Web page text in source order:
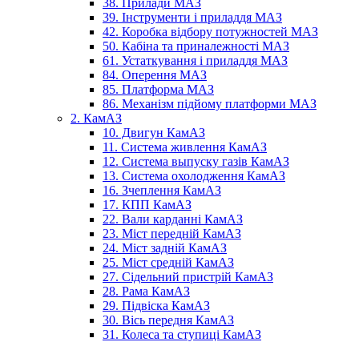
38. Прилади МАЗ
39. Інструменти і приладдя МАЗ
42. Коробка відбору потужностей МАЗ
50. Кабіна та приналежності МАЗ
61. Устаткування і приладдя МАЗ
84. Оперення МАЗ
85. Платформа МАЗ
86. Механізм підйому платформи МАЗ
2. КамАЗ
10. Двигун КамАЗ
11. Система живлення КамАЗ
12. Система выпуску газів КамАЗ
13. Система охолодження КамАЗ
16. Зчеплення КамАЗ
17. КПП КамАЗ
22. Вали карданні КамАЗ
23. Міст передній КамАЗ
24. Міст задній КамАЗ
25. Міст средній КамАЗ
27. Сідельний пристрій КамАЗ
28. Рама КамАЗ
29. Підвіска КамАЗ
30. Вісь передня КамАЗ
31. Колеса та ступиці КамАЗ